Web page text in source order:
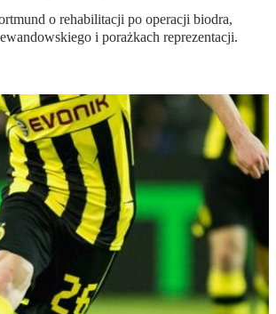
o rehabilitacji po operacji biodra,
i porażkach reprezentacji.